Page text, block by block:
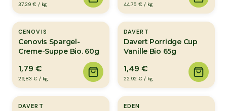
37,29 € / kg 44,75 € / kg
CENOVIS
Cenovis Spargel-
Creme-Suppe Bio. 60g
1,79 €
29,83 € / kg
DAVERT
Davert Porridge Cup
Vanille Bio 65g
1,49 €
22,92 € / kg
DAVERT EDEN